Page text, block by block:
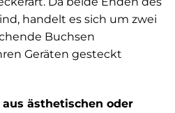
handelt es sich um zwei
Buchsen
Geräten gesteckt
ästhetischen oder